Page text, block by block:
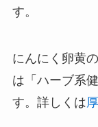
す。
にんにく卵黄
は「ハーブ系
す。詳しくは